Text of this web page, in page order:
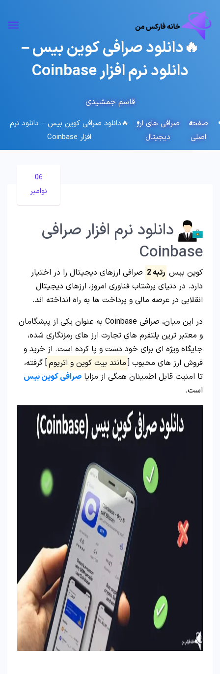
🔥دانلود صرافی کوین بیس –
دانلود نرم افزار Coinbase
قاسم جمشیدی
صفحه
اصلی
صرافی های ارز
دیجیتال
🔥دانلود صرافی کوین بیس – دانلود نرم
افزار Coinbase
06
نوامبر
دانلود نرم افزار صرافی
Coinbase
کوین بیس رتبه 2
صرافی ارزهای دیجیتال را در اختیار
دارد. در دنیای پرشتاب فناوری امروز، ارزهای دیجیتال
انقلابی در عرصه مالی و پرداخت ها به راه انداخته اند.
در این میان، صرافی Coinbase به عنوان یکی از پیشگامان
و معتبر ترین پلتفرم های تجارت ارز های رمزنگاری شده،
جایگاه ویژه ای برای خود دست و پا کرده است. از خرید و
فروش ارز های محبوب [مانند بیت کوین و اتریوم] گرفته،
تا امنیت قابل اطمینان همگی از مزایا صرافی کوین بیس
است.